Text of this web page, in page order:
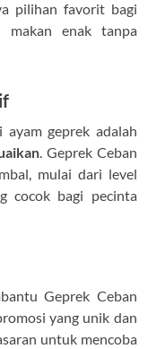
pilihan favorit bagi
makan enak tanpa
geprek adalah
. Geprek Ceban
mulai dari level
cocok bagi pecinta
Geprek Ceban
yang unik dan
untuk mencoba